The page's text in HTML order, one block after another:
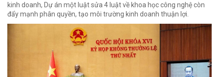
kinh doanh, Dự án một luật sửa 4 luật về khoa học công nghệ còn
đẩy mạnh phân quyền, tạo môi trường kinh doanh thuận lợi.